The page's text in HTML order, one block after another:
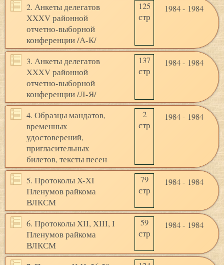
2. Анкеты делегатов
XXXV районной
отчетно-выборной
конференции /А-К/
125
стр
1984 - 1984
3. Анкеты делегатов
XXXV районной
отчетно-выборной
конференции /Л-Я/
137
стр
1984 - 1984
4. Образцы мандатов,
временных
удостоверений,
пригласительных
билетов, тексты песен
2
стр
1984 - 1984
5. Протоколы X-XI
Пленумов райкома
ВЛКСМ
79
стр
1984 - 1984
6. Протоколы XII, XIII, I
Пленумов райкома
ВЛКСМ
59
стр
1984 - 1984